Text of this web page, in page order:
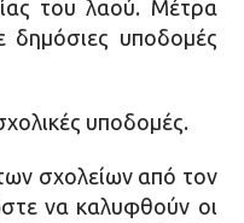
του λαού. Μέτρα
δημόσιες υποδομές
υποδομές.
σχολείων από τον
να καλυφθούν οι